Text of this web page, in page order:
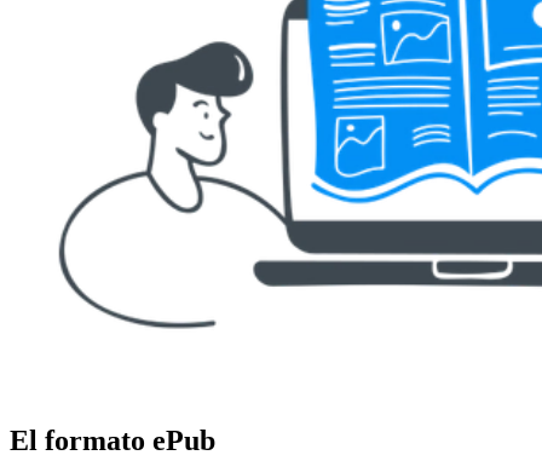
El formato ePub